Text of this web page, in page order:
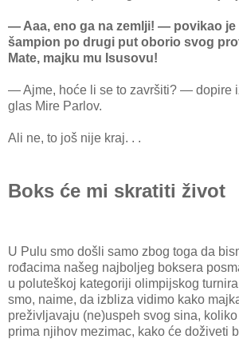
— Aaa, eno ga na zemlji! — povikao je
šampion po drugi put oborio svog
Mate, majku mu Isusovu!
— Ajme, hoće li se to završiti? — dopire
glas Mire Parlov.
Ali ne, to još nije kraj. . .
Boks će mi skratiti život
U Pulu smo došli samo zbog toga da
rođacima našeg najboljeg boksera
u poluteškoj kategoriji olimpijskog
smo, naime, da izbliza vidimo kako
preživljavaju (ne)uspeh svog sina,
prima njihov mezimac, kako će doživeti